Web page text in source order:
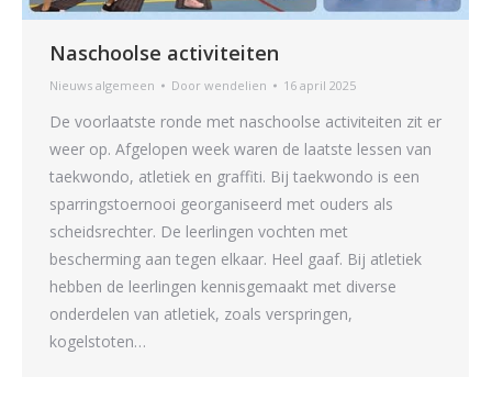
Naschoolse activiteiten
Nieuws algemeen Door wendelien 16 april 2025
De voorlaatste ronde met naschoolse activiteiten zit er
weer op. Afgelopen week waren de laatste lessen van
taekwondo, atletiek en graffiti. Bij taekwondo is een
sparringstoernooi georganiseerd met ouders als
scheidsrechter. De leerlingen vochten met
bescherming aan tegen elkaar. Heel gaaf. Bij atletiek
hebben de leerlingen kennisgemaakt met diverse
onderdelen van atletiek, zoals verspringen,
kogelstoten…